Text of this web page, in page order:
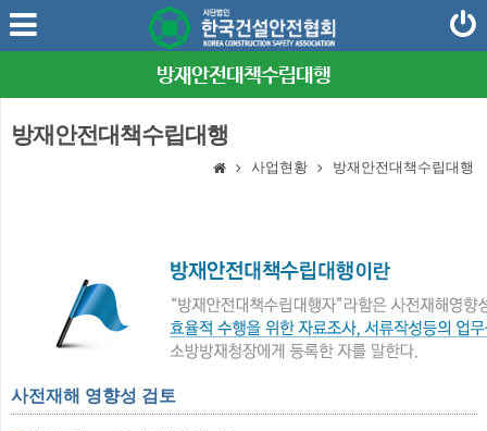
방재안전대책수립대행
방재안전대책수립대행
사업현황 방재안전대책수립대행
사전재해 영향성 검토